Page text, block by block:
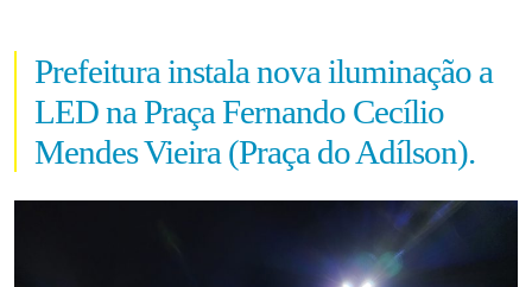
Prefeitura instala nova iluminação a
LED na Praça Fernando Cecílio
Mendes Vieira (Praça do Adílson).